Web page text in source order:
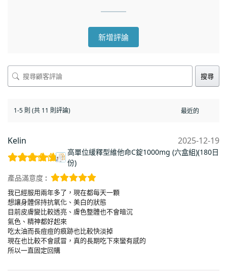
新增評論
搜尋
1-5 則 (共 11 則評論)
Kelin 2025-12-19
高單位緩釋型維他命C錠1000mg (六盒組)(180日
份)
產品滿意度 :
我已經服用兩年多了，現在都每天一顆
想讓身體保持抗氧化、美白的狀態
目前皮膚變比較透亮、膚色整體也不會暗沉
氣色、精神都好起來
吃太油而長痘痘的痕跡也比較快淡掉
現在也比較不會感冒，真的長期吃下來蠻有感的
所以一直固定回購